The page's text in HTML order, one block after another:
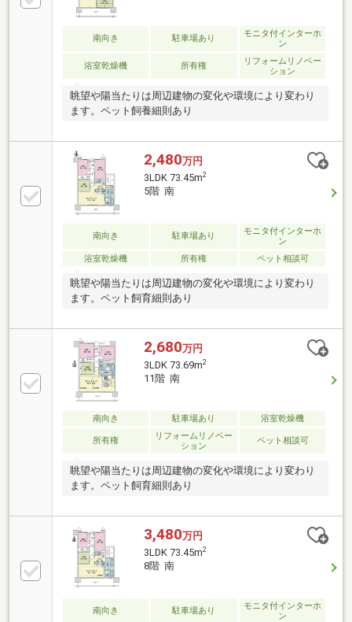
南向き 駐車場あり
モニタ付インターホ
ン
浴室乾燥機 所有権
リフォームリノベー
ション
眺望や陽当たりは周辺建物の変化や環境により変わり
ます。ペット飼養細則あり
2,480万円
3LDK 73.45m2
5階 南
南向き 駐車場あり
モニタ付インターホ
ン
浴室乾燥機
所有権 ペット相談可
眺望や陽当たりは周辺建物の変化や環境により変わり
ます。ペット飼育細則あり
2,680万円
3LDK 73.69m2
11階 南
南向き 駐車場あり 浴室乾燥機
所有権
リフォームリノベー
ション
ペット相談可
眺望や陽当たりは周辺建物の変化や環境により変わり
ます。ペット飼育細則あり
3,480万円
3LDK 73.45m2
8階 南
南向き 駐車場あり
モニタ付インターホ
ン